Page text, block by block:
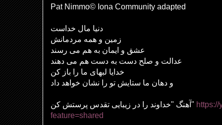
Pat Nimmo© Iona Community adapted
دنیا مال خداست
زمین و همه مردمانش
عشق و ایمان به هم می رسند
عدالت و صلح دست به دست هم می دهند
خدایا لبهای ما را باز کن
و دهان ما ستایش تو را نشان خواهد داد
آهنگ "خداوند را در زیبایی تقدس پرستش کن"
feature=shared